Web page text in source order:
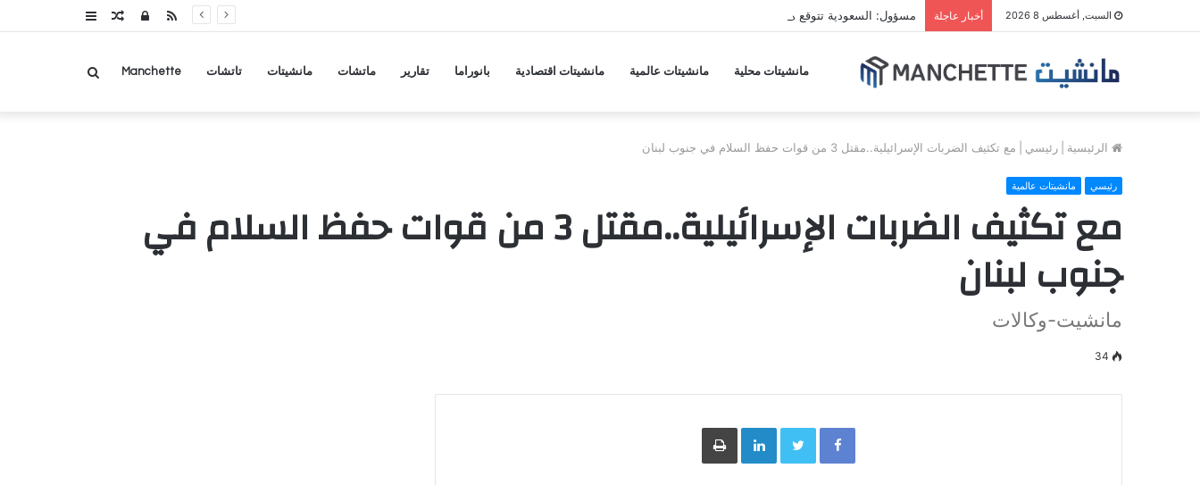
السبت, أغسطس 8 2026 أخبار عاجلة مسؤول: السعودية تتوقع هجمات منسقة من حلفاء لإيران عمودمقالتسجيلRSS
مانشيتات محلية مانشيتات عالمية مانشيتات اقتصادية بانوراما تقارير ماتشات مانشيتات تاتشات Manchette بحث
الرئيسية رئيسي مع تكثيف الضربات الإسرائيلية..مقتل 3 من قوات حفظ السلام في جنوب لبنان
رئيسي مانشيتات عالمية
مع تكثيف الضربات الإسرائيلية..مقتل 3 من قوات حفظ السلام في
جنوب لبنان
مانشيت-وكالات
34
Facebook
Twitter
LinkedInطباعة